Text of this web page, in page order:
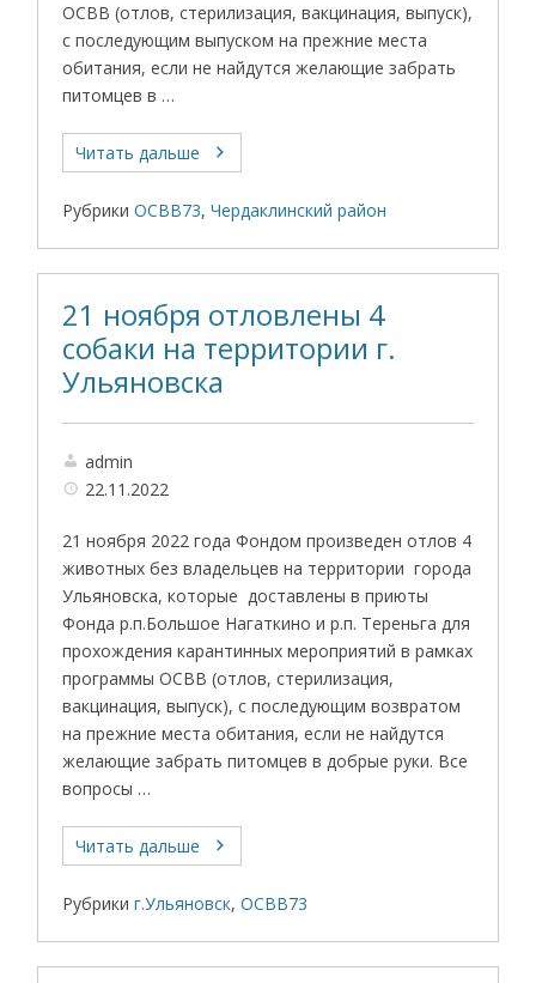
ОСВВ (отлов, стерилизация, вакцинация, выпуск),
с последующим выпуском на прежние места
обитания, если не найдутся желающие забрать
питомцев в …
Читать дальше
Рубрики ОСВВ73,Чердаклинский район
21 ноября отловлены 4
собаки на территории г.
Ульяновска
admin
22.11.2022
21 ноября 2022 года Фондом произведен отлов 4
животных без владельцев на территории города
Ульяновска, которые доставлены в приюты
Фонда р.п.Большое Нагаткино и р.п. Тереньга для
прохождения карантинных мероприятий в рамках
программы ОСВВ (отлов, стерилизация,
вакцинация, выпуск), с последующим возвратом
на прежние места обитания, если не найдутся
желающие забрать питомцев в добрые руки. Все
вопросы …
Читать дальше
Рубрики г.Ульяновск,ОСВВ73